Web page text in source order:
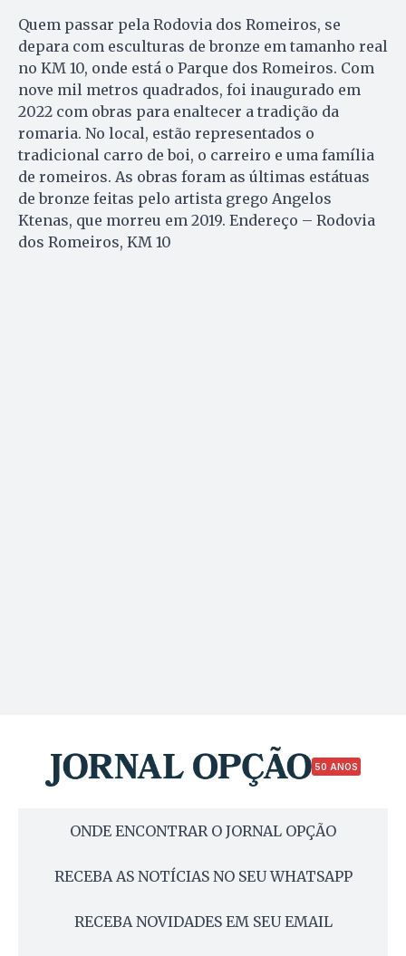
Quem passar pela Rodovia dos Romeiros, se
depara com esculturas de bronze em tamanho real
no KM 10, onde está o Parque dos Romeiros. Com
nove mil metros quadrados, foi inaugurado em
2022 com obras para enaltecer a tradição da
romaria. No local, estão representados o
tradicional carro de boi, o carreiro e uma família
de romeiros. As obras foram as últimas estátuas
de bronze feitas pelo artista grego Angelos
Ktenas, que morreu em 2019. Endereço – Rodovia
dos Romeiros, KM 10
50 ANOS
ONDE ENCONTRAR O JORNAL OPÇÃO
RECEBA AS NOTÍCIAS NO SEU WHATSAPP
RECEBA NOVIDADES EM SEU EMAIL